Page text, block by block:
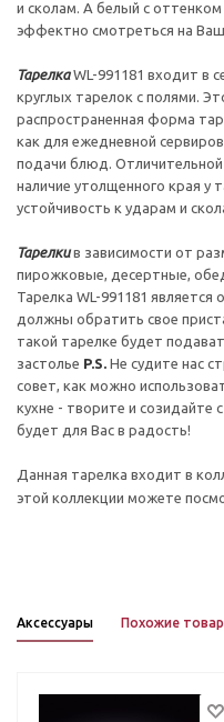
и сколам. А белый с
эффектно смотреться на
ТарелкаWL-991181 входит в
круглых тарелок с полями.
распространенная форма
как для ежедневной
подачи блюд. Отличительной
наличие утолщенного края у
устойчивость к ударам и
Тарелкив зависимости от
пирожковые, десертные,
Тарелка WL-991181
должны обратить свое
такой тарелке будет
застолье P.S. Не судите нас
совет, как можно
кухне - творите и созидайте
будет для Вас в радость!
Данная тарелка входит в
этой коллекции можете
Аксессуары Похожие